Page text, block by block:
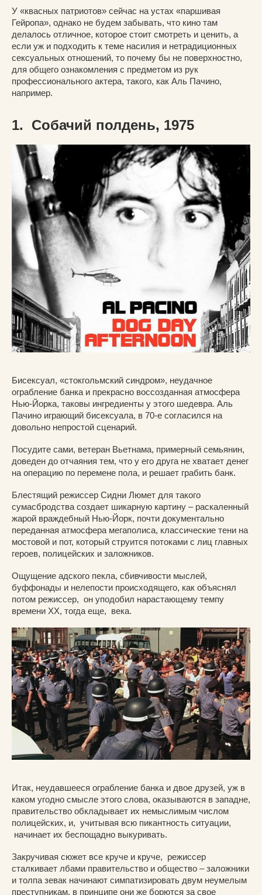
У «квасных патриотов» сейчас на устах «паршивая
Гейропа», однако не будем забывать, что кино там
делалось отличное, которое стоит смотреть и ценить, а
если уж и подходить к теме насилия и нетрадиционных
сексуальных отношений, то почему бы не поверхностно,
для общего ознакомления с предметом из рук
профессионального актера, такого, как Аль Пачино,
например.
1. Собачий полдень, 1975
Бисексуал, «стокгольмский синдром», неудачное
ограбление банка и прекрасно воссозданная атмосфера
Нью-Йорка, таковы ингредиенты у этого шедевра. Аль
Пачино играющий бисексуала, в 70-е согласился на
довольно непростой сценарий.
Посудите сами, ветеран Вьетнама, примерный семьянин,
доведен до отчаяния тем, что у его друга не хватает денег
на операцию по перемене пола, и решает грабить банк.
Блестящий режиссер Сидни Люмет для такого
сумасбродства создает шикарную картину – раскаленный
жарой враждебный Нью-Йорк, почти документально
переданная атмосфера мегаполиса, классические тени на
мостовой и пот, который струится потоками с лиц главных
героев, полицейских и заложников.
Ощущение адского пекла, сбивчивости мыслей,
буффонады и нелепости происходящего, как объяснял
потом режиссер, он уподобил нарастающему темпу
времени ХХ, тогда еще, века.
Итак, неудавшееся ограбление банка и двое друзей, уж в
каком угодно смысле этого слова, оказываются в западне,
правительство обкладывает их немыслимым числом
полицейских, и, учитывая всю пикантность ситуации,
начинает их беспощадно выкуривать.
Закручивая сюжет все круче и круче, режиссер
сталкивает лбами правительство и общество – заложники
и толпа зевак начинают симпатизировать двум неумелым
преступникам, в принципе они же борются за свое